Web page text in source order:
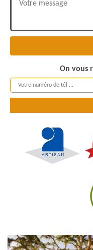
On vous